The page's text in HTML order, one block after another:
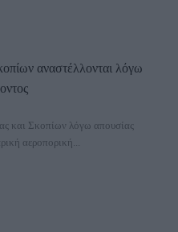
αναστέλλονται λόγω
και Σκοπίων λόγω απουσίας
αεροπορική...